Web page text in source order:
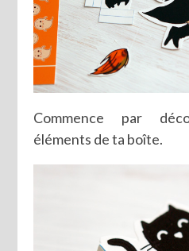
Commence par
éléments de ta boîte.